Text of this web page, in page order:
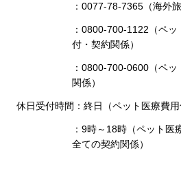
：0077-78-7365（海外
：0800-700-1122（ペ
付・契約関係）
：0800-700-0600（ペ
関係）
休日受付時間：終日（ペット医療費用
：9時～18時（ペット医
全ての契約関係）